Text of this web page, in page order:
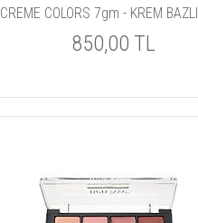
850,00 TL